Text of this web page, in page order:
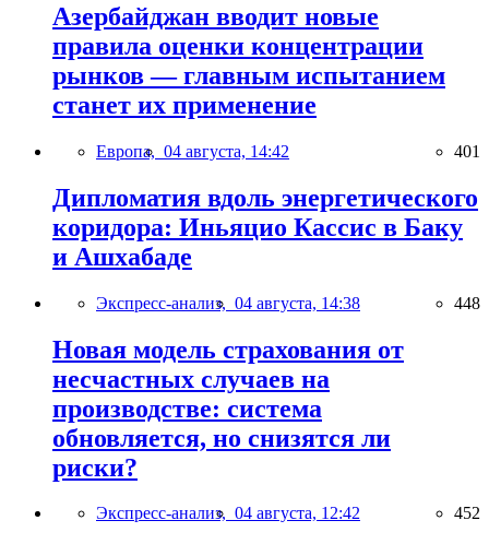
Азербайджан вводит новые
правила оценки концентрации
рынков — главным испытанием
станет их применение
Европа, 04 августа, 14:42 401
Дипломатия вдоль энергетического
коридора: Иньяцио Кассис в Баку
и Ашхабаде
Экспресс-анализ, 04 августа, 14:38 448
Новая модель страхования от
несчастных случаев на
производстве: система
обновляется, но снизятся ли
риски?
Экспресс-анализ, 04 августа, 12:42 452